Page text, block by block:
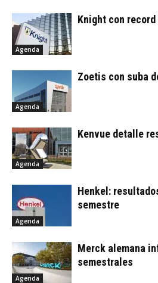
Agenda
Knight con record
Agenda
Zoetis con suba
Agenda
Kenvue detalle
Agenda
Henkel:
semestre
Agenda
Merck alemana
semestrales